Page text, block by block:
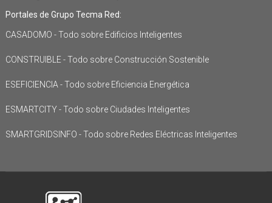
Portales de Grupo Tecma Red:
CASADOMO - Todo sobre Edificios Inteligentes
CONSTRUIBLE - Todo sobre Construcción Sostenible
ESEFICIENCIA - Todo sobre Eficiencia Energética
ESMARTCITY - Todo sobre Ciudades Inteligentes
SMARTGRIDSINFO - Todo sobre Redes Eléctricas Inteligentes